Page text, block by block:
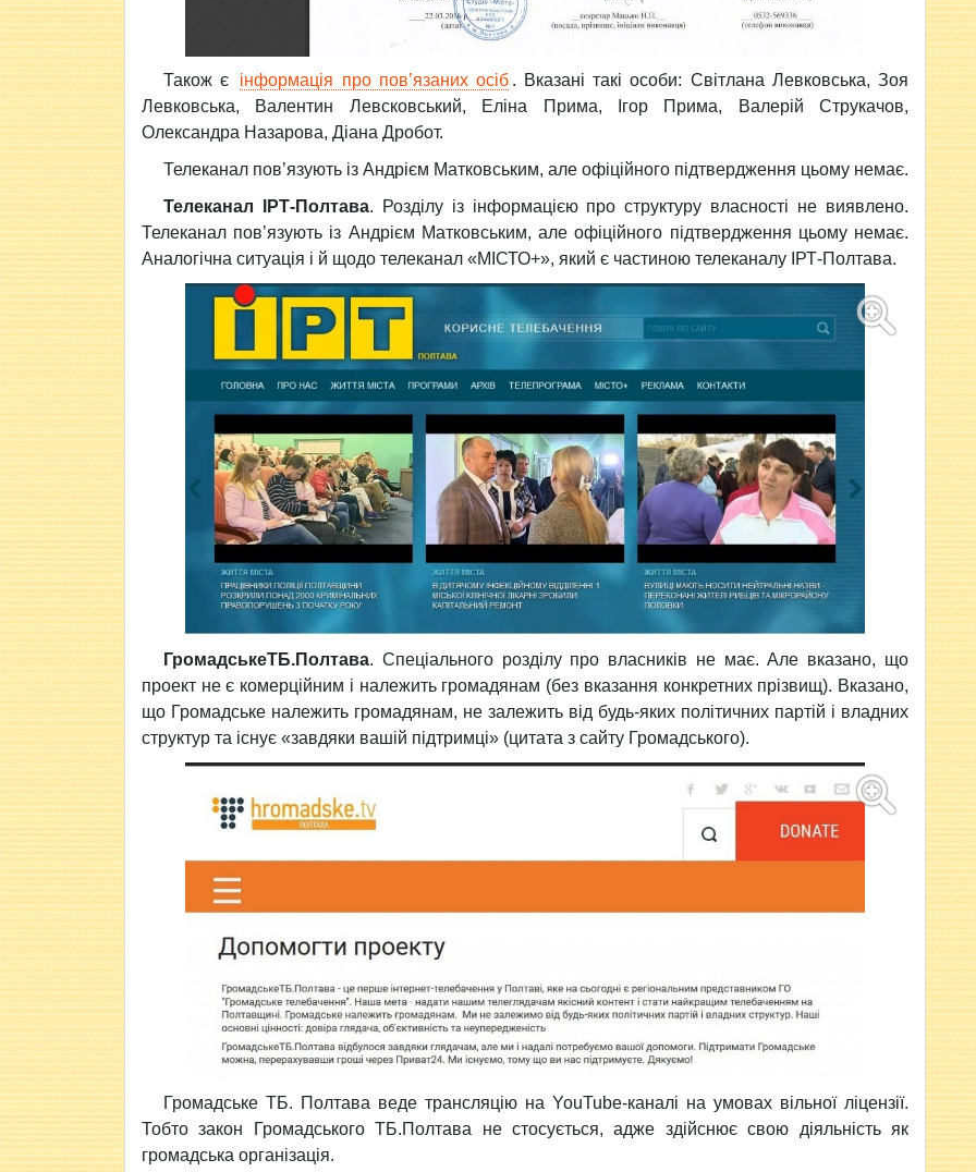
Також є інформація про пов’язаних осіб . Вказані такі особи: Світлана Левковська, Зоя
Левковська, Валентин Левсковський, Еліна Прима, Ігор Прима, Валерій Струкачов,
Олександра Назарова, Діана Дробот.
Телеканал пов’язують із Андрієм Матковським, але офіційного підтвердження цьому немає.
Телеканал ІРТ-Полтава. Розділу із інформацією про структуру власності не виявлено.
Телеканал пов’язують із Андрієм Матковським, але офіційного підтвердження цьому немає.
Аналогічна ситуація і й щодо телеканал «МІСТО+», який є частиною телеканалу ІРТ-Полтава.
ГромадськеТБ.Полтава. Спеціального розділу про власників не має. Але вказано, що
проект не є комерційним і належить громадянам (без вказання конкретних прізвищ). Вказано,
що Громадське належить громадянам, не залежить від будь-яких політичних партій і владних
структур та існує «завдяки вашій підтримці» (цитата з сайту Громадського).
Громадське ТБ. Полтава веде трансляцію на YouTube-каналі на умовах вільної ліцензії.
Тобто закон Громадського ТБ.Полтава не стосується, адже здійснює свою діяльність як
громадська організація.